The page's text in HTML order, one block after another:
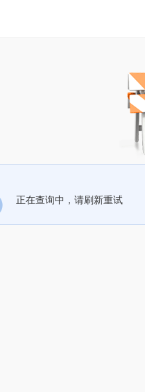
正在查询中，请刷新重试